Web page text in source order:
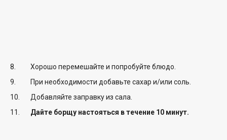
Хорошо перемешайте и попробуйте блюдо.
При необходимости добавьте сахар и/или соль.
Добавляйте заправку из сала.
Дайте борщу настояться в течение 10 минут.